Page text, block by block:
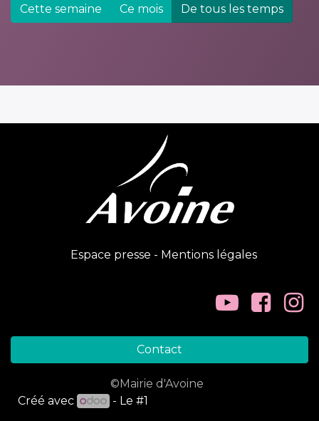
Cette semaine Ce mois De tous les temps
Espace presse - Mentions légales
Contact
©Mairie d'Avoine
Créé avec
- Le #1